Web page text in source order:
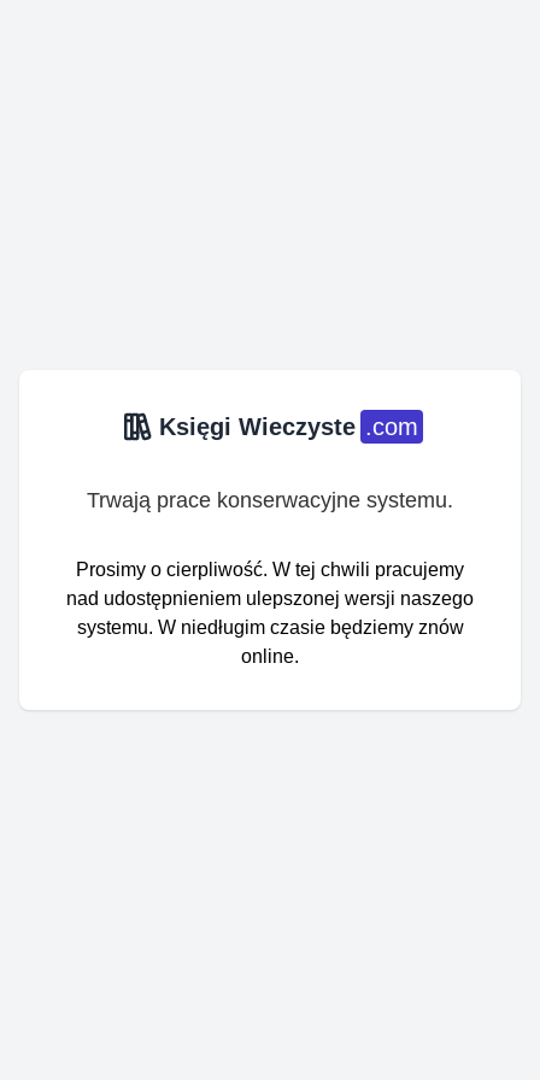
Księgi Wieczyste .com
Trwają prace konserwacyjne systemu.
Prosimy o cierpliwość. W tej chwili pracujemy
nad udostępnieniem ulepszonej wersji naszego
systemu. W niedługim czasie będziemy znów
online.